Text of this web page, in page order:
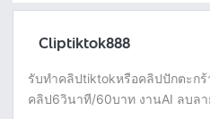
Cliptiktok888
รับทำคลิปtiktokหรือคลิปปักตะกร้
คลิป6วินาที/60บาท งานAI ลบลา